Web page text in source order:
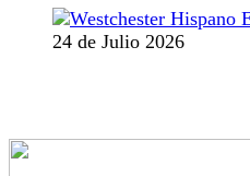
24 de Julio 2026